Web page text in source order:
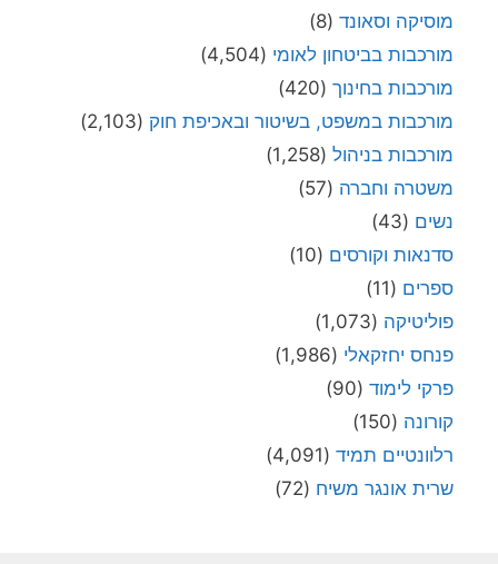
מוסיקה וסאונד (8)
מורכבות בביטחון לאומי (4,504)
מורכבות בחינוך (420)
מורכבות במשפט, בשיטור ובאכיפת חוק (2,103)
מורכבות בניהול (1,258)
משטרה וחברה (57)
נשים (43)
סדנאות וקורסים (10)
ספרים (11)
פוליטיקה (1,073)
פנחס יחזקאלי (1,986)
פרקי לימוד (90)
קורונה (150)
רלוונטיים תמיד (4,091)
שרית אונגר משיח (72)